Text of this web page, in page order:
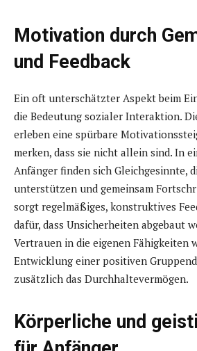
Motivation durch
und Feedback
Ein oft unterschätzter Aspekt beim
die Bedeutung sozialer Interaktion.
erleben eine spürbare
merken, dass sie nicht allein sind. In
Anfänger finden sich Gleichgesinnte,
unterstützen und gemeinsam
sorgt regelmäßiges, konstruktives
dafür, dass Unsicherheiten abgebaut
Vertrauen in die eigenen Fähigkeiten
Entwicklung einer positiven
zusätzlich das Durchhaltevermögen.
Körperliche und